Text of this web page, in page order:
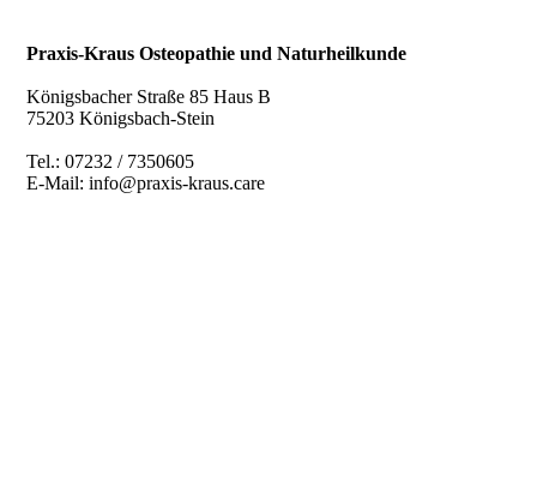
Praxis-Kraus Osteopathie und Naturheilkunde
Königsbacher Straße 85 Haus B
75203 Königsbach-Stein
Tel.: 07232 / 7350605
E-Mail: info@praxis-kraus.care